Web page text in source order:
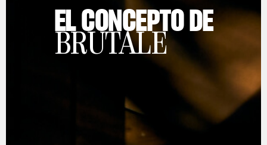
EL CONCEPTO DE
BRUTALE